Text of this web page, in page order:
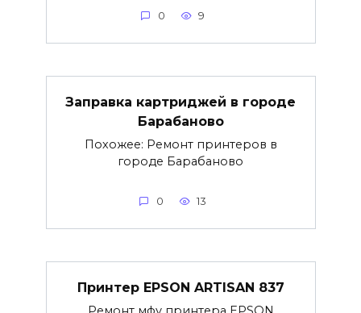
0 9
Заправка картриджей в городе
Барабаново
Похожее: Ремонт принтеров в
городе Барабаново
0 13
Принтер EPSON ARTISAN 837